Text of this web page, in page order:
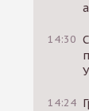
14:30
14:24